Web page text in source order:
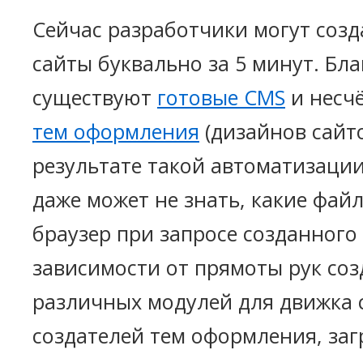
Сейчас разработчики могут
сайты буквально за 5 минут.
существуют готовые CMS и
тем оформления (дизайнов
результате такой
даже может не знать, какие
браузер при запросе
зависимости от прямоты рук
различных модулей для движка
создателей тем оформления,